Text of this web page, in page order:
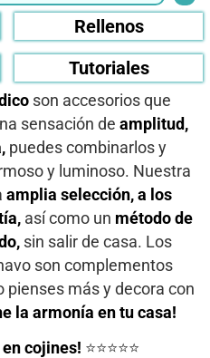
Rellenos
Tutoriales
son accesorios que
sensación de amplitud,
puedes combinarlos y
y luminoso. Nuestra
amplia selección, a los
así como un método de
sin salir de casa. Los
son complementos
más y decora con
la armonía en tu casa!
en cojines! ⭐⭐⭐⭐⭐